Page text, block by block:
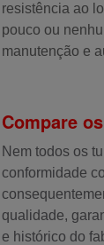
resistência ao
pouco ou
manutenção e
Compare
Nem todos os
conformidade
qualidade,
e histórico do